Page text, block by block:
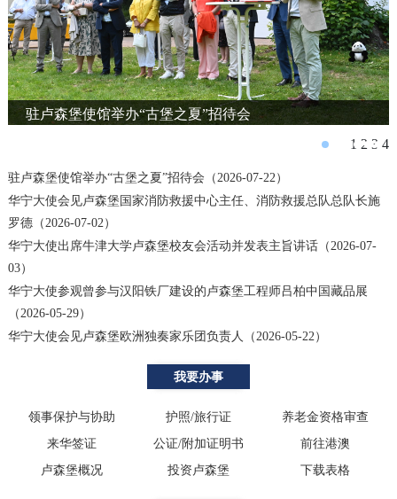
驻卢森堡使馆举办“古堡之夏”招待会
1 2 3 4
驻卢森堡使馆举办“古堡之夏”招待会（2026-07-22）
华宁大使会见卢森堡国家消防救援中心主任、消防救援总队总队长施
罗德（2026-07-02）
华宁大使出席牛津大学卢森堡校友会活动并发表主旨讲话（2026-07-
03）
华宁大使参观曾参与汉阳铁厂建设的卢森堡工程师吕柏中国藏品展
（2026-05-29）
华宁大使会见卢森堡欧洲独奏家乐团负责人（2026-05-22）
我要办事
领事保护与协助 护照/旅行证
养老金资格审查
来华签证
公证/附加证明书
前往港澳
卢森堡概况
投资卢森堡 下载表格